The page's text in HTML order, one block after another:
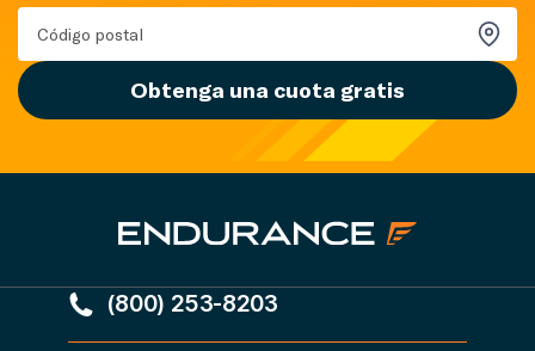
Obtenga una cuota gratis
(800) 253-8203